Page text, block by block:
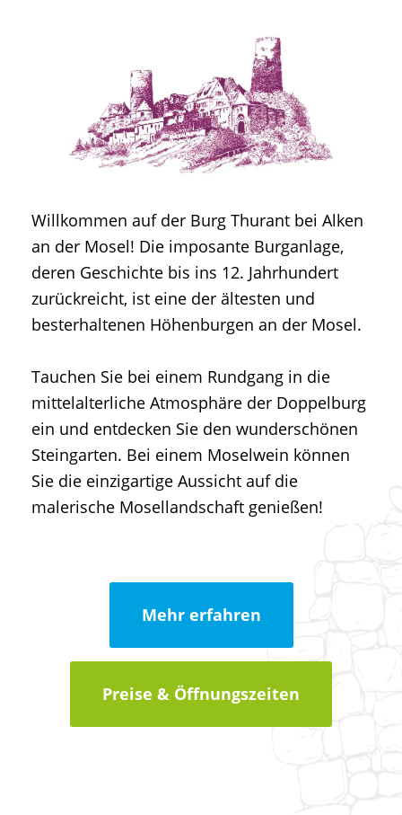
Willkommen auf der Burg Thurant bei Alken
an der Mosel! Die imposante Burganlage,
deren Geschichte bis ins 12. Jahrhundert
zurückreicht, ist eine der ältesten und
besterhaltenen Höhenburgen an der Mosel.
Tauchen Sie bei einem Rundgang in die
mittelalterliche Atmosphäre der Doppelburg
ein und entdecken Sie den wunderschönen
Steingarten. Bei einem Moselwein können
Sie die einzigartige Aussicht auf die
malerische Mosellandschaft genießen!
Mehr erfahren
Preise & Öffnungszeiten